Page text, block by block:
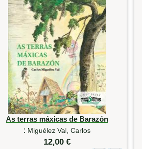
As terras máxicas de Barazón
: Miguélez Val, Carlos
12,00 €